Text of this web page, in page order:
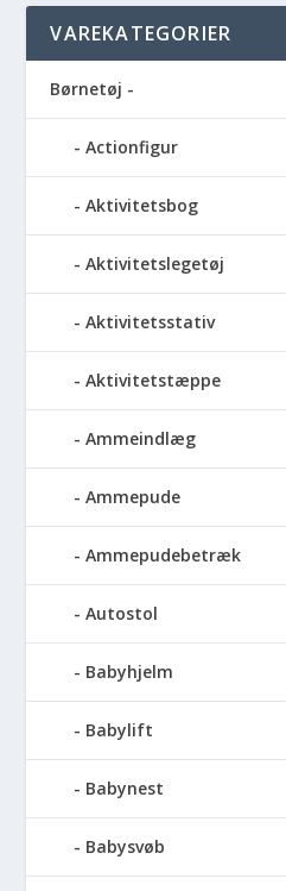
VAREKATEGORIER
Børnetøj -
Actionfigur
Aktivitetsbog
Aktivitetslegetøj
Aktivitetsstativ
Aktivitetstæppe
Ammeindlæg
Ammepude
Ammepudebetræk
Autostol
Babyhjelm
Babylift
Babynest
Babysvøb